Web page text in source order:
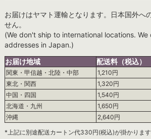
お届けはヤマト運輸となります。日本国外へ
せん。
(We don't ship to international locations. We
addresses in Japan.)
お届け地域
配送料（税込）
関東・甲信越・北陸・中部
1,210円
東北・関西
1,320円
中国・四国
1,540円
北海道・九州
1,650円
沖縄
2,640円
*上記に別途配送カートン代330円(税込)が掛かります